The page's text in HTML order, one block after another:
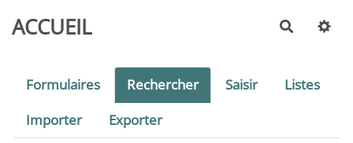
Aller au contenu principal
ACCUEIL
Formulaires Rechercher Saisir
Listes
Importer
Exporter